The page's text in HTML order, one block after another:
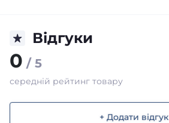
Відгуки
0 / 5
середній рейтинг товару
+ Додати відгук